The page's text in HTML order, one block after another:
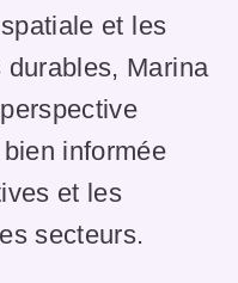
et les
Marina
informée
et les
secteurs.